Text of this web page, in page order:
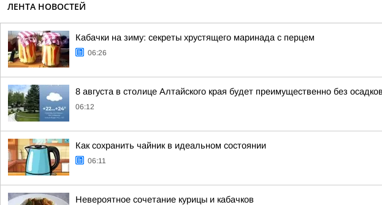
ЛЕНТА НОВОСТЕЙ
Кабачки на зиму: секреты хрустящего маринада с перцем
06:26
8 августа в столице Алтайского края будет преимущественно без осадков
06:12
Как сохранить чайник в идеальном состоянии
06:11
Невероятное сочетание курицы и кабачков